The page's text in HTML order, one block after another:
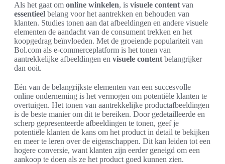
Als het gaat om online winkelen, is visuele content van
essentieel belang voor het aantrekken en behouden van
klanten. Studies tonen aan dat afbeeldingen en andere visuele
elementen de aandacht van de consument trekken en het
koopgedrag beïnvloeden. Met de groeiende populariteit van
Bol.com als e-commerceplatform is het tonen van
aantrekkelijke afbeeldingen en visuele content belangrijker
dan ooit.
Eén van de belangrijkste elementen van een succesvolle
online onderneming is het vermogen om potentiële klanten te
overtuigen. Het tonen van aantrekkelijke productafbeeldingen
is de beste manier om dit te bereiken. Door gedetailleerde en
scherp gepresenteerde afbeeldingen te tonen, geef je
potentiële klanten de kans om het product in detail te bekijken
en meer te leren over de eigenschappen. Dit kan leiden tot een
hogere conversie, want klanten zijn eerder geneigd om een
aankoop te doen als ze het product goed kunnen zien.